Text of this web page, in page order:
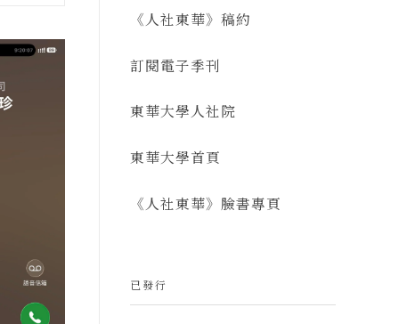
《人社東華》稿約
訂閱電子季刊
東華大學人社院
東華大學首頁
《人社東華》臉書專頁
已發行